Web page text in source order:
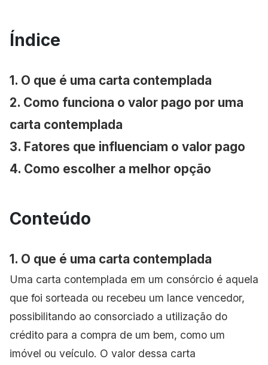
Índice
1. O que é uma carta contemplada
2. Como funciona o valor pago por uma
carta contemplada
3. Fatores que influenciam o valor pago
4. Como escolher a melhor opção
Conteúdo
1. O que é uma carta contemplada
Uma carta contemplada em um consórcio é aquela
que foi sorteada ou recebeu um lance vencedor,
possibilitando ao consorciado a utilização do
crédito para a compra de um bem, como um
imóvel ou veículo. O valor dessa carta